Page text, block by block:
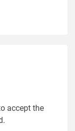
accept the